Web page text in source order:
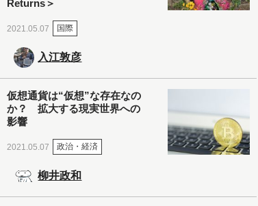
Returns＞
2021.05.07 国際
入江敦彦
仮想通貨は“仮想”な存在なの
か？ 拡大する現実世界への
影響
2021.05.07 政治・経済
柳井政和